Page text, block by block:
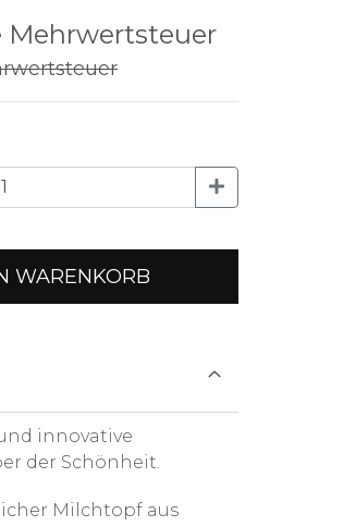
Mehrwertsteuer
WARENKORB
innovative
der Schönheit.
Milchtopf aus